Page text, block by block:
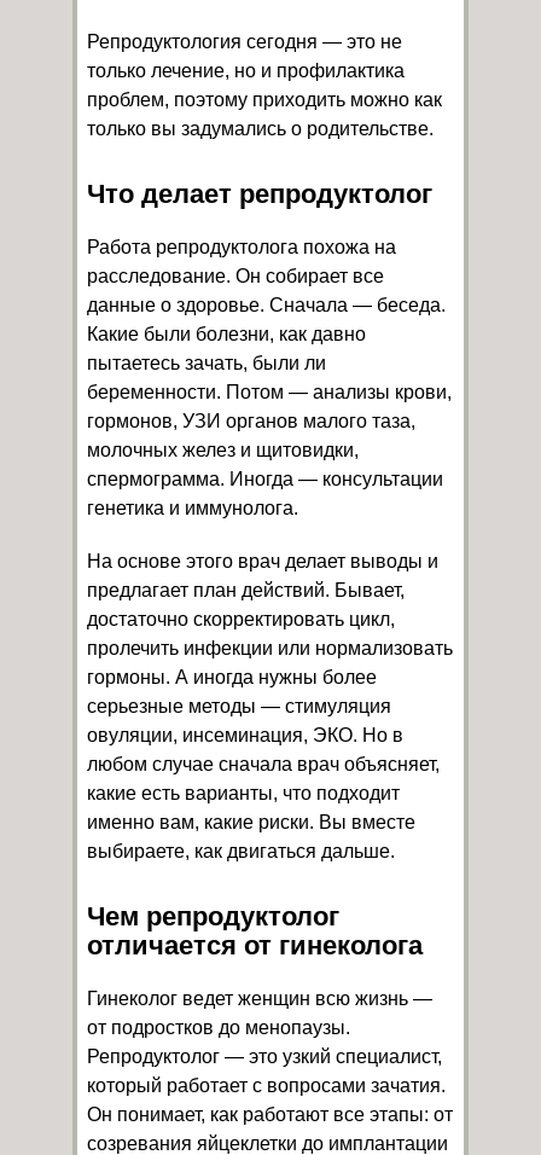
Репродуктология сегодня — это не
только лечение, но и профилактика
проблем, поэтому приходить можно как
только вы задумались о родительстве.
Что делает репродуктолог
Работа репродуктолога похожа на
расследование. Он собирает все
данные о здоровье. Сначала — беседа.
Какие были болезни, как давно
пытаетесь зачать, были ли
беременности. Потом — анализы крови,
гормонов, УЗИ органов малого таза,
молочных желез и щитовидки,
спермограмма. Иногда — консультации
генетика и иммунолога.
На основе этого врач делает выводы и
предлагает план действий. Бывает,
достаточно скорректировать цикл,
пролечить инфекции или нормализовать
гормоны. А иногда нужны более
серьезные методы — стимуляция
овуляции, инсеминация, ЭКО. Но в
любом случае сначала врач объясняет,
какие есть варианты, что подходит
именно вам, какие риски. Вы вместе
выбираете, как двигаться дальше.
Чем репродуктолог
отличается от гинеколога
Гинеколог ведет женщин всю жизнь —
от подростков до менопаузы.
Репродуктолог — это узкий специалист,
который работает с вопросами зачатия.
Он понимает, как работают все этапы: от
созревания яйцеклетки до имплантации